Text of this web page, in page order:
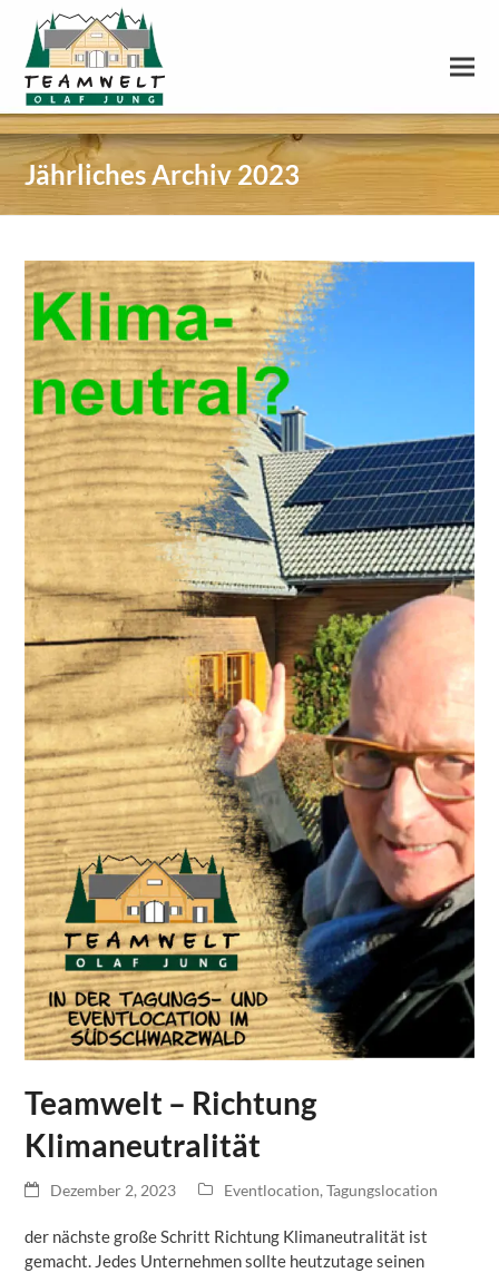
Jährliches Archiv 2023
Teamwelt – Richtung
Klimaneutralität
Dezember 2, 2023 Eventlocation,Tagungslocation
der nächste große Schritt Richtung Klimaneutralität ist
gemacht. Jedes Unternehmen sollte heutzutage seinen